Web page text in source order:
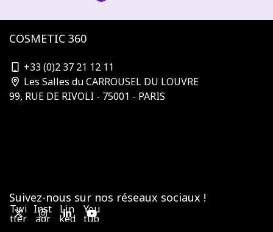
COSMETIC 360
+33 (0)2 37 21 12 11
Les Salles du CARROUSEL DU LOUVRE
99, RUE DE RIVOLI - 75001 - PARIS
Suivez-nous sur nos réseaux sociaux !
Twi
tter
Inst
agr
Lin
ked
You
tub